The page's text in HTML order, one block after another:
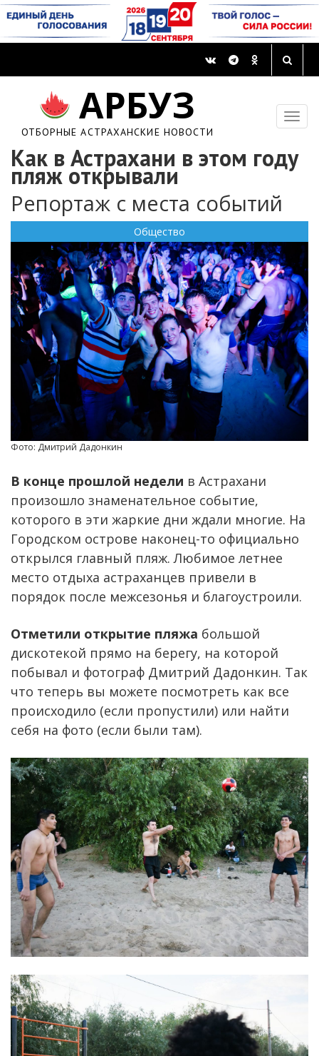
АРБУЗ
ОТБОРНЫЕ АСТРАХАНСКИЕ НОВОСТИ
Как в Астрахани в этом году
пляж открывали
Репортаж с места событий
Общество
Фото: Дмитрий Дадонкин
В конце прошлой недели в Астрахани
произошло знаменательное событие,
которого в эти жаркие дни ждали многие. На
Городском острове наконец-то официально
открылся главный пляж. Любимое летнее
место отдыха астраханцев привели в
порядок после межсезонья и благоустроили.
Отметили открытие пляжа большой
дискотекой прямо на берегу, на которой
побывал и фотограф Дмитрий Дадонкин. Так
что теперь вы можете посмотреть как все
происходило (если пропустили) или найти
себя на фото (если были там).